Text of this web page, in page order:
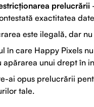
prelucrării
exactitatea
este ilegală, dar
în care Happy Pixels
apărarea unui drept în
ai opus prelucrării
tale.